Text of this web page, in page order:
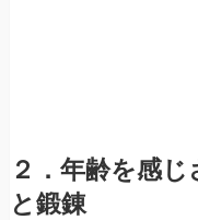
２．年齢を感
と鍛錬